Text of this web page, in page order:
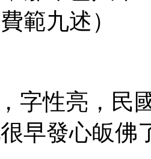
範九述）
字性亮，民
早發心皈佛